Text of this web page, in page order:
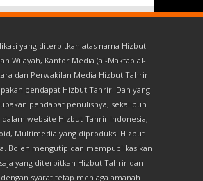
yang diterbitkan atas nama Hizbut
Wilayah, Kantor Media (al-Maktab al-
dan Perwakilan Media Hizbut Tahrir
pendapat Hizbut Tahrir. Dan yang
pendapat penulisnya, sekalipun
website Hizbut Tahrir Indonesia,
Multimedia yang diproduksi Hizbut
Boleh mengutip dan mempublikasikan
yang diterbitkan Hizbut Tahrir dan
syarat tetap menjaga amanah